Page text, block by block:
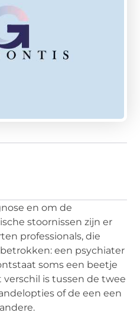
en om de
stoornissen zijn er
professionals, die
een psychiater
soms een beetje
is tussen de twee
of de een een